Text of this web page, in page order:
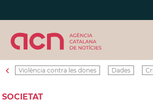
‹ Violència contra les dones Dades
SOCIETAT